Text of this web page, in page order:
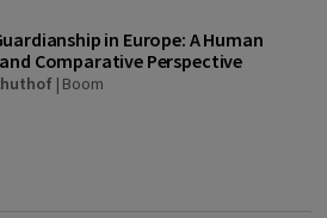
in Europe: A Human
Comparative Perspective
| Boom